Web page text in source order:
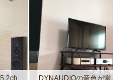
DYNAUDIOの音色が堂